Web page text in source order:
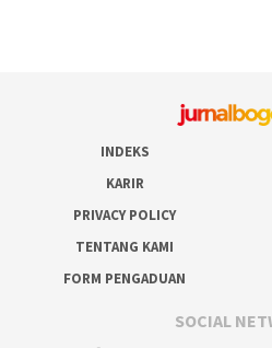
INDEKS
KARIR
PRIVACY POLICY
TENTANG KAMI
FORM PENGADUAN
SOCIAL